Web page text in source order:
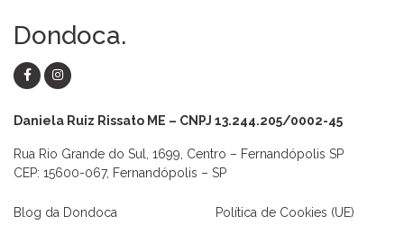
Dondoca.
Daniela Ruiz Rissato ME – CNPJ 13.244.205/0002-45
Rua Rio Grande do Sul, 1699, Centro – Fernandópolis SP
CEP: 15600-067, Fernandópolis – SP
Blog da Dondoca Política de Cookies (UE)